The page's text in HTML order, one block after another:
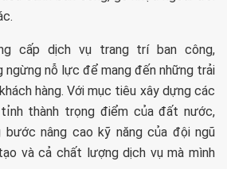
cấp dịch vụ trang trí ban công,
ngừng nỗ lực để mang đến những trải
hàng. Với mục tiêu xây dựng các
thành trọng điểm của đất nước,
bước nâng cao kỹ năng của đội ngũ
và cả chất lượng dịch vụ mà mình